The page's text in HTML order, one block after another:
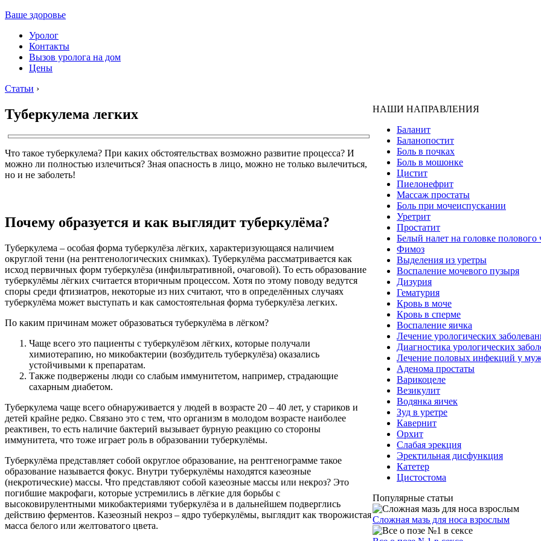
Ваше здоровье
Уролог
Контакты
Вызов уролога на дом
Цены
Статьи ›
Туберкулема легких
Что такое туберкулема? При каких обстоятельствах возможно развитие процесса? И
можно ли полностью излечиться? Зная опасность в лицо, можно не только вылечиться,
но и не заболеть!
Почему образуется и как выглядит туберкулёма?
Туберкулема – особая форма туберкулёза лёгких, характеризующаяся наличием
округлой тени (на рентгенологических снимках). Туберкулёма рассматривается как
исход первичных форм туберкулёза (инфильтративной, очаговой). То есть образование
туберкулёмы лёгких считается вторичным процессом. Хотя по этому поводу ведутся
споры среди фтизиатров, некоторые из них считают, что в определённых случаях
туберкулёма может выступать и как самостоятельная форма туберкулёза легких.
По каким причинам может образоваться туберкулёма в лёгком?
Чаще всего это пациенты с туберкулёзом лёгких, которые получали
химиотерапию, но микобактерии (возбудитель туберкулёза) оказались
устойчивыми к препаратам.
Также подвержены люди со слабым иммунитетом, например, страдающие
сахарным диабетом.
Туберкулема чаще всего обнаруживается у людей в возрасте 20 – 40 лет, у стариков и
детей крайне редко. Связано это с тем, что организм в молодом возрасте наиболее
реактивен, то есть наличие бактерий вызывает бурную реакцию со стороны
иммунитета, что тоже играет роль в образовании туберкулёмы.
Туберкулёма представляет собой округлое образование, на рентгенограмме такое
образование называется фокус. Внутри туберкулёмы находятся казеозные
(некротические) массы. Что представляют собой казеозные массы или некроз? Это
погибшие макрофаги, которые устремились в лёгкие для борьбы с
высоковирулентными микобактериями туберкулёза и в дальнейшем подверглись
действию ферментов. Казеозный некроз – ядро туберкулёмы, выглядит как творожистая
масса белого или желтоватого цвета.
НАШИ НАПРАВЛЕНИЯ
Баланит
Баланопостит
Боль в почках
Боль в мошонке
Цистит
Пиелонефрит
Массаж простаты
Боль при мочеиспускании
Уретрит
Простатит
Белый налет на головке полового
Фимоз
Выделения из уретры
Воспаление мочевого пузыря
Дизурия
Гематурия
Кровь в моче
Кровь в сперме
Воспаление яичка
Лечение урологических
Диагностика урологических
Лечение половых инфекций у
Аденома простаты
Варикоцеле
Везикулит
Водянка яичек
Зуд в уретре
Кавернит
Орхит
Слабая эрекция
Эректильная дисфункция
Катетер
Цистостома
Популярные статьи
Сложная мазь для носа взрослым